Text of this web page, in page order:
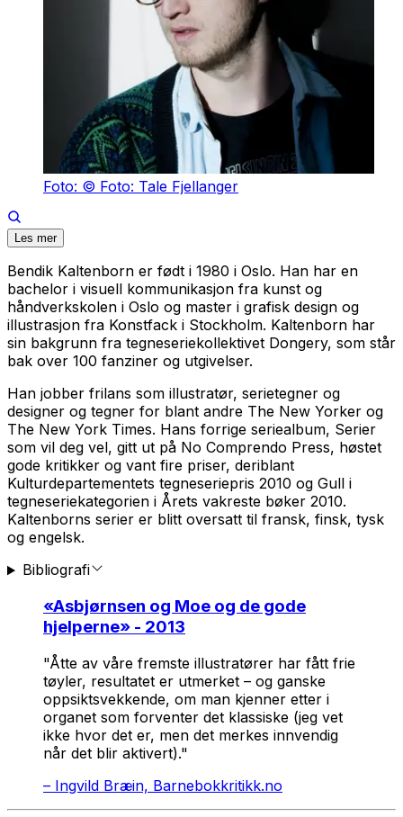
Foto: © Foto: Tale Fjellanger
Les mer
Bendik Kaltenborn er født i 1980 i Oslo. Han har en
bachelor i visuell kommunikasjon fra kunst og
håndverkskolen i Oslo og master i grafisk design og
illustrasjon fra Konstfack i Stockholm. Kaltenborn har
sin bakgrunn fra tegneseriekollektivet Dongery, som står
bak over 100 fanziner og utgivelser.
Han jobber frilans som illustratør, serietegner og
designer og tegner for blant andre The New Yorker og
The New York Times. Hans forrige seriealbum, Serier
som vil deg vel, gitt ut på No Comprendo Press, høstet
gode kritikker og vant fire priser, deriblant
Kulturdepartementets tegneseriepris 2010 og Gull i
tegneseriekategorien i Årets vakreste bøker 2010.
Kaltenborns serier er blitt oversatt til fransk, finsk, tysk
og engelsk.
Bibliografi
«Asbjørnsen og Moe og de gode
hjelperne» - 2013
"Åtte av våre fremste illustratører har fått frie
tøyler, resultatet er utmerket – og ganske
oppsiktsvekkende, om man kjenner etter i
organet som forventer det klassiske (jeg vet
ikke hvor det er, men det merkes innvendig
når det blir aktivert)."
– Ingvild Bræin, Barnebokkritikk.no